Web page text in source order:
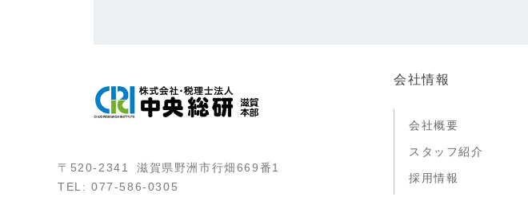
〒520-2341 滋賀県野洲市行畑669番1
TEL: 077-586-0305
会社情報
会社概要
スタッフ紹介
採用情報